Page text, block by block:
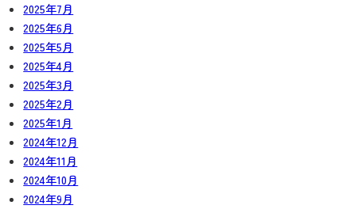
2025年7月
2025年6月
2025年5月
2025年4月
2025年3月
2025年2月
2025年1月
2024年12月
2024年11月
2024年10月
2024年9月